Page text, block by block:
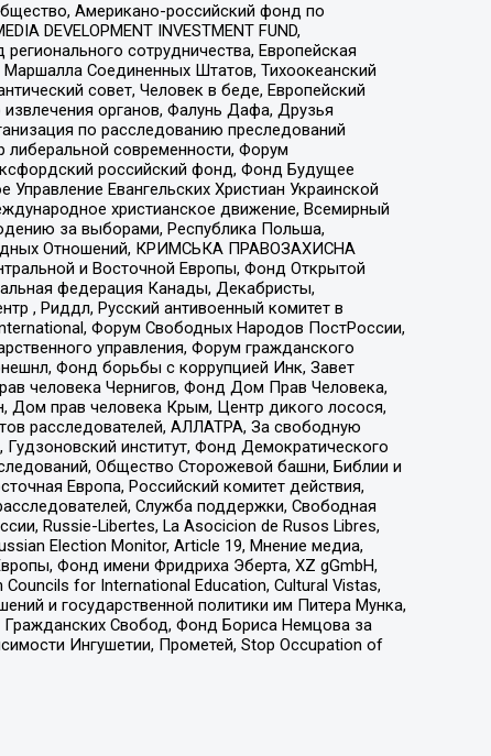
Американо-российский фонд по
DEVELOPMENT INVESTMENT FUND,
сотрудничества, Европейская
Соединенных Штатов, Тихоокеанский
совет, Человек в беде, Европейский
органов, Фалунь Дафа, Друзья
по расследованию преследований
либеральной современности, Форум
российский фонд, Фонд Будущее
Евангельских Христиан Украинской
христианское движение, Всемирный
за выборами, Республика Польша,
Отношений, КРИМСЬКА ПРАВОЗАХИСНА
и Восточной Европы, Фонд Открытой
федерация Канады, Декабристы,
, Риддл, Русский антивоенный комитет в
Форум Свободных Народов ПостРоссии,
управления, Форум гражданского
Фонд борьбы с коррупцией Инк, Завет
человека Чернигов, Фонд Дом Прав Человека,
Дом прав человека Крым, Центр дикого лосося,
расследователей, АЛЛАТРА, За свободную
институт, Фонд Демократического
Общество Сторожевой башни, Библии и
Европа, Российский комитет действия,
Служба поддержки, Свободная
Russie-Libertes, La Asocicion de Rusos Libres,
Election Monitor, Article 19, Мнение медиа,
Фонд имени Фридриха Эберта, XZ gGmbH,
for International Education, Cultural Vistas,
и государственной политики им Питера Мунка,
Свобод, Фонд Бориса Немцова за
Ингушетии, Прометей, Stop Occupation of